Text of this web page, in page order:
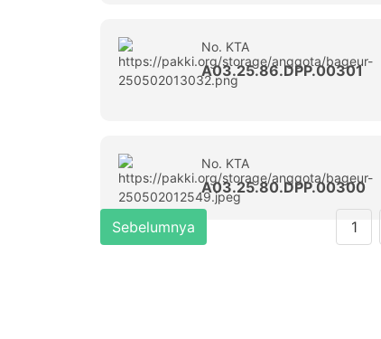
No. KTA
A03.25.86.DPP.00301
No. KTA
A03.25.80.DPP.00300
Sebelumnya 1